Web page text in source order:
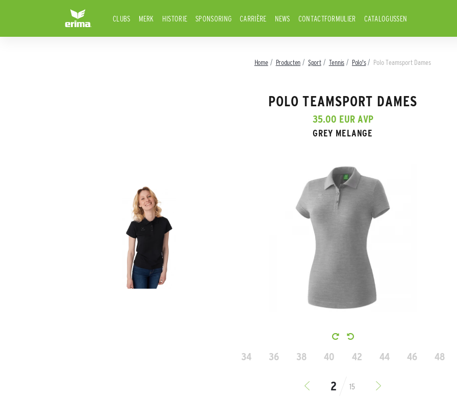
CLUBS MERK HISTORIE SPONSORING CARRIÈRE NEWS CONTACTFORMULIER CATALOGUSSEN
Home Producten Sport Tennis Polo's Polo Teamsport Dames
POLO TEAMSPORT DAMES
35.00 EUR AVP
GREY MELANGE
34 36 38 40 42 44 46 48
15